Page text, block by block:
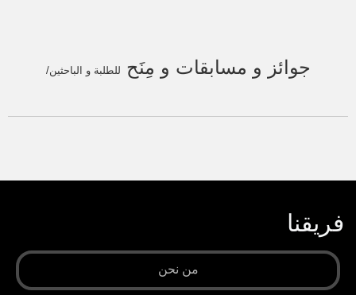
جوائز و مسابقات و مِنَح للطلبة و الباحثين/
فريقنا
من نحن